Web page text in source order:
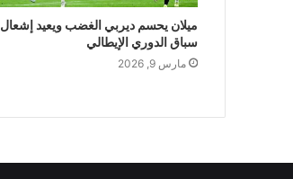
ميلان يحسم ديربي الغضب ويعيد إشعال
سباق الدوري الإيطالي
مارس 9, 2026